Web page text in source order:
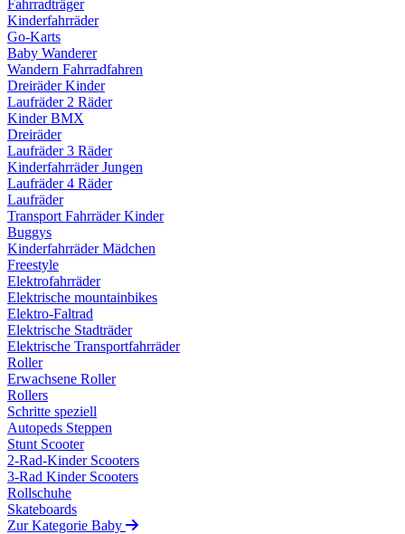
Fahrradträger
Kinderfahrräder
Go-Karts
Baby Wanderer
Wandern Fahrradfahren
Dreiräder Kinder
Laufräder 2 Räder
Kinder BMX
Dreiräder
Laufräder 3 Räder
Kinderfahrräder Jungen
Laufräder 4 Räder
Laufräder
Transport Fahrräder Kinder
Buggys
Kinderfahrräder Mädchen
Freestyle
Elektrofahrräder
Elektrische mountainbikes
Elektro-Faltrad
Elektrische Stadträder
Elektrische Transportfahrräder
Roller
Erwachsene Roller
Rollers
Schritte speziell
Autopeds Steppen
Stunt Scooter
2-Rad-Kinder Scooters
3-Rad Kinder Scooters
Rollschuhe
Skateboards
Zur Kategorie Baby